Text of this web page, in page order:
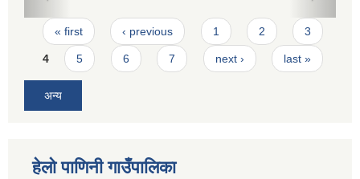
Pages
« first ‹ previous 1 2
4 5 6 7 next › last »
अन्य
हेलो पाणिनी गाउँपालिका